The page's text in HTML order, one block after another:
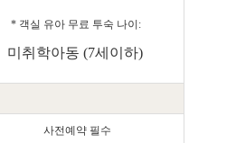
* 객실 유아 무료 투숙 나이:
미취학아동 (7세이하)
사전예약 필수